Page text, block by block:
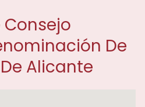
De
Alicante